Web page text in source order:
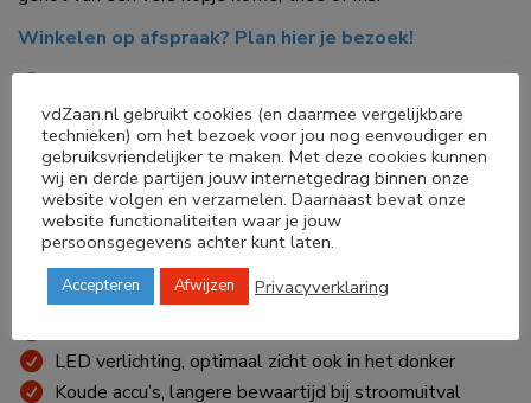
Winkelen op afspraak? Plan hier je bezoek!
FrostProtect, geschikt voor ijskoude ruimtes (>-15°C)
Energieverbruik 199kWh/annum
Geluidsniveau 34dB
Touch & Swipe kleurendisplay
Soepel uittrekbare en zelfsluitende vrieslade
Laden op telescooprails
NoFrost, nooit meer ontdooien!
LED verlichting, optimaal zicht ook in het donker
Koude accu’s, langere bewaartijd bij stroomuitval
vdZaan.nl gebruikt cookies (en daarmee vergelijkbare
technieken) om het bezoek voor jou nog eenvoudiger en
gebruiksvriendelijker te maken. Met deze cookies kunnen
wij en derde partijen jouw internetgedrag binnen onze
website volgen en verzamelen. Daarnaast bevat onze
website functionaliteiten waar je jouw
persoonsgegevens achter kunt laten.
Accepteren Afwijzen Privacyverklaring